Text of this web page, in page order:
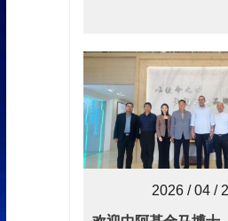
2026 / 04 /